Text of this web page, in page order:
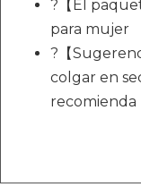
?【El
para mujer
?【
colgar en
recomienda